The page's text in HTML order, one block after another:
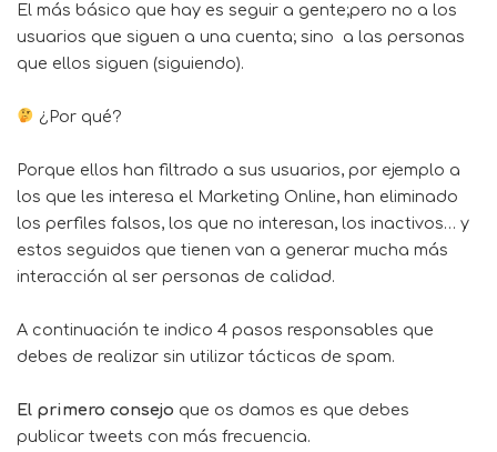
El más básico que hay es seguir a gente;pero no a los
usuarios que siguen a una cuenta; sino a las personas
que ellos siguen (siguiendo).
¿Por qué?
Porque ellos han filtrado a sus usuarios, por ejemplo a
los que les interesa el Marketing Online, han eliminado
los perfiles falsos, los que no interesan, los inactivos… y
estos seguidos que tienen van a generar mucha más
interacción al ser personas de calidad.
A continuación te indico 4 pasos responsables que
debes de realizar sin utilizar tácticas de spam.
El primero consejo que os damos es que debes
publicar tweets con más frecuencia.